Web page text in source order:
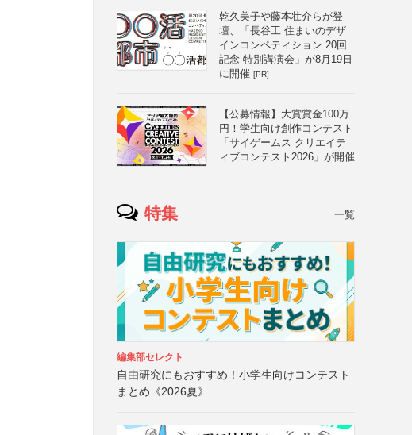
乾久美子や藤本壮介らが登
壇、「長谷工 住まいのデザ
インコンペティション 20回
記念 特別講演会」が8月19日
に開催 [PR]
【公募情報】大賞賞金100万
円！学生向け創作コンテスト
「サイゲームス クリエイテ
ィブコンテスト2026」が開催
特集 一覧
編集部セレクト
自由研究にもおすすめ！小学生向けコンテスト
まとめ《2026夏》